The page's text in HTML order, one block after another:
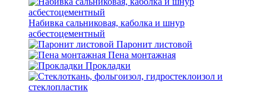
Набивка сальниковая, каболка и шнур
асбестоцементный
Паронит листовой
Пена монтажная
Прокладки